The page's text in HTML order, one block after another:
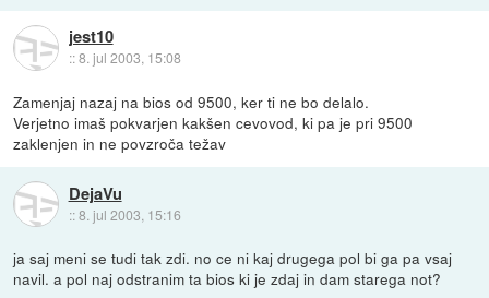
jest10
::8. jul 2003, 15:08
Zamenjaj nazaj na bios od 9500, ker ti ne bo delalo.
Verjetno imaš pokvarjen kakšen cevovod, ki pa je pri 9500
zaklenjen in ne povzroča težav
DejaVu
::8. jul 2003, 15:16
ja saj meni se tudi tak zdi. no ce ni kaj drugega pol bi ga pa vsaj
navil. a pol naj odstranim ta bios ki je zdaj in dam starega not?